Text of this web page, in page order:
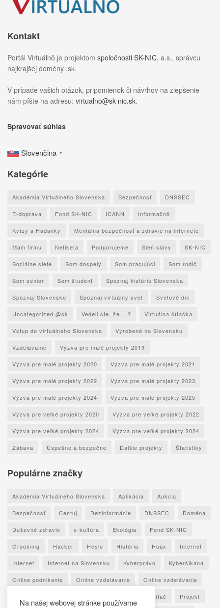
Kontakt
Portál Virtuálnô je projektom spoločnosti SK-NIC, a.s., správcu
najkrajšej domény .sk.
V prípade vašich otázok, pripomienok či návrhov na zlepšenie
nám píšte na adresu: virtualno@sk-nic.sk.
Spravovať súhlas
Slovenčina ▼
Kategórie
Akadémia Virtuálneho Slovenska Bezpečnosť DNSSEC
E-doprava Fond SK-NIC ICANN Informačnô
Kvízy a Hádanky Mentálna bezpečnosť a zdravie na internete
Mám firmu Netiketa Podporujeme Sieň slávy SK-NIC
Sociálne siete Som dospelý Som pracujúci Som rodič
Som senior Som študent Spoznaj históriu Slovenska
Spoznaj Slovensko Spoznaj virtuálny svet Svetové dni
Uncategorized @sk Vedeli ste, že ...? Virtuálna čítačka
Vstup do virtuálneho Slovenska Vyrobené na Slovensku
Vzdelávanie Výzva pre malé projekty 2019
Výzva pre malé projekty 2020 Výzva pre malé projekty 2021
Výzva pre malé projekty 2022 Výzva pre malé projekty 2023
Výzva pre malé projekty 2024 Výzva pre malé projekty 2025
Výzva pre veľké projekty 2020 Výzva pre veľké projekty 2022
Výzva pre veľké projekty 2024 Výzva pre veľké projekty 2024
Zábava Úspešne a bezpečne Ďalšie projekty Štatistiky
Populárne značky
Akadémia Virtuálneho Slovenska Aplikácia Aukcia
Bezpečnosť Cestuj Dezinformácie DNSSEC Doména
Duševné zdravie e-kultúra Ekológia Fond SK-NIC
Grooming Hacker Heslo História Hoax Internet
Internet Internet na Slovensku Kyberprávo Kyberšikana
Online podnikanie Online vzdelávanie Online vzdelávanie
Počítač Projekt
Na našej webovej stránke používame